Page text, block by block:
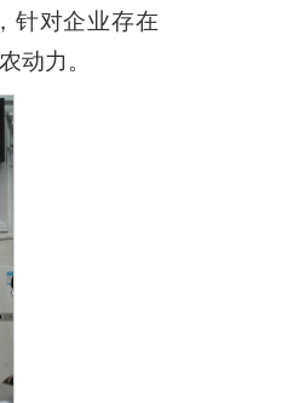
针对企业存在
动力。